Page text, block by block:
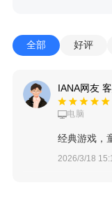
全部 好评
IANA网友
电脑
经典游戏，
2026/3/18